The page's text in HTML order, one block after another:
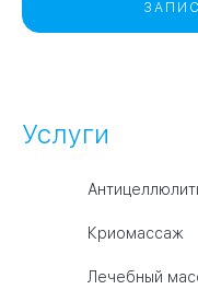
Услуги
Криомассаж
Лечебный